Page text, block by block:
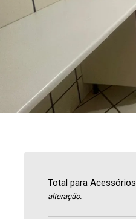
Total para Acessórios
alteração.